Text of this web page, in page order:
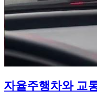
자율주행차와 교